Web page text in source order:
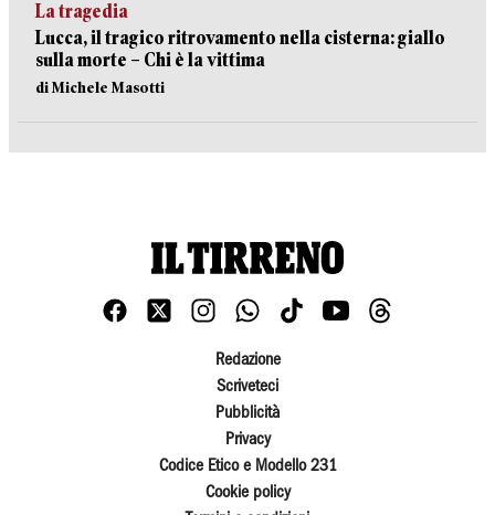
La tragedia
Lucca, il tragico ritrovamento nella cisterna: giallo
sulla morte – Chi è la vittima
di Michele Masotti
Redazione
Scriveteci
Pubblicità
Privacy
Codice Etico e Modello 231
Cookie policy